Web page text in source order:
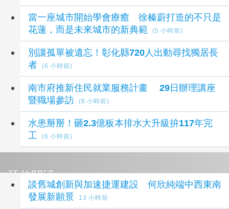
當一座城市開始學會療癒 徐榛蔚打造的不只是
花蓮，而是未來城市的新典範
(5 小時前)
別讓孤單被遺忘！彰化縣720人出動尋找獨居長
者
(6 小時前)
南市府推新住民就業服務計畫 29日辦理講座
暨職場參訪
(6 小時前)
水患掰掰！砸2.3億板本排水大升級拚117年完
工
(6 小時前)
延伸閱讀
談舊城創新與加速捷運建設 何欣純端中西東南
發展新願景
13 小時前